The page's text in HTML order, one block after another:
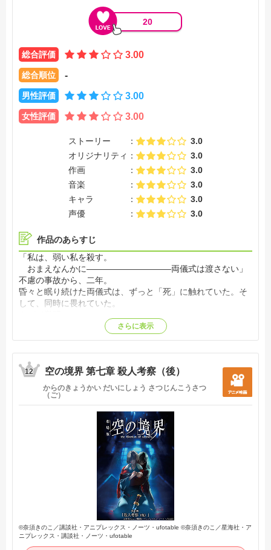
20
総合評価 3.00
総合順位 -
男性評価 3.00
女性評価 3.00
ストーリー
3.0
オリジナリティ
3.0
作画
3.0
音楽
3.0
キャラ
3.0
声優
3.0
作品のあらすじ
「私は、弱い私を殺す。
おまえなんかに――――――――――両儀式は渡さない」
不慮の事故から、二年。
昏々と眠り続けた両儀式は、ずっと「死」に触れていた。そ
して、同時に畏れていた。
しかし彼女を待っていたのは、深い孤独と望まぬ景色。
得たものは万物の死の線が視えてしまうという異形の力「直
死の魔眼」。
ともに両儀家が知らず、式という存在に辿り着くためにつち
かってきたことへの報復にして結果だった。
夢見ることが好きだった、織。
深い殺人衝動を抱えた、織。
今はもうどこにも、いない。
たとえようもない喪失感と死の感触に少女はガランドウにな
それが器を求める霊体にとって最高の標的となることにも気
そんな少女を見守る少年がいた。いや、青年と言うべきか。
彼の勤め先の上司は玲瓏な美を持つ女性で人形遣いで魔術師
で、けれど今はただの工房「伽藍ノ堂」のオーナーで。
名を蒼崎橙子という。
ある日、橙子は式に会いに行く。名目はなんだってよかっ
さらに表示
12 空の境界 第七章 殺人考察（後）
からのきょうかい だいにしょう さつじんこうさつ
（ご）
©奈須きのこ／講談社・アニプレックス・ノーツ・ufotable ©奈須きのこ／星海社・ア
ニプレックス・講談社・ノーツ・ufotable